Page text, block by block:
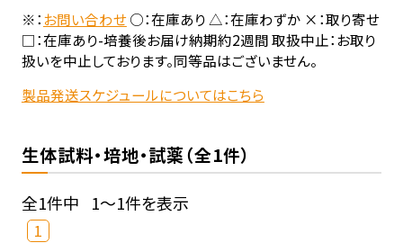
※：お問い合わせ○：在庫あり △：在庫わずか ×：取り寄せ
□：在庫あり-培養後お届け納期約2週間 取扱中止：お取り
扱いを中止しております。同等品はございません。
製品発送スケジュールについてはこちら
生体試料・培地・試薬（全1件）
全1件中 1～1件を表示
1